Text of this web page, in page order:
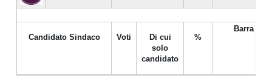
Candidato Sindaco Voti
Di cui
solo
candidato
%
Barra %